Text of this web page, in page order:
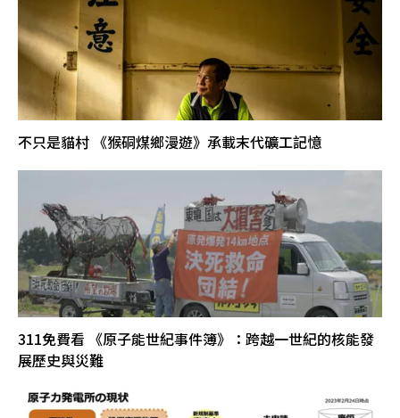
不只是貓村 《猴硐煤鄉漫遊》承載末代礦工記憶
311免費看 《原子能世紀事件簿》：跨越一世紀的核能發
展歷史與災難